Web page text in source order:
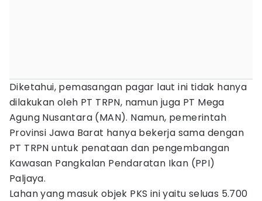
Diketahui, pemasangan pagar laut ini tidak hanya
dilakukan oleh PT TRPN, namun juga PT Mega
Agung Nusantara (MAN). Namun, pemerintah
Provinsi Jawa Barat hanya bekerja sama dengan
PT TRPN untuk penataan dan pengembangan
Kawasan Pangkalan Pendaratan Ikan (PPI)
Paljaya.
Lahan yang masuk objek PKS ini yaitu seluas 5.700